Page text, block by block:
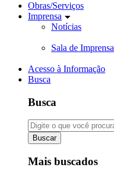
Obras/Serviços
Imprensa
Notícias
Sala de Imprensa
Acesso à Informação
Busca
Busca
Buscar
Mais buscados